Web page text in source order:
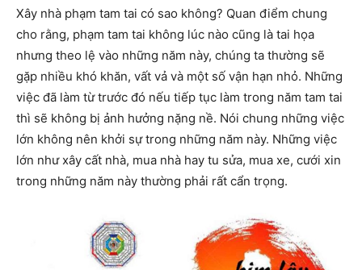
Xây nhà phạm tam tai có sao không? Quan điểm chung
cho rằng, phạm tam tai không lúc nào cũng là tai họa
nhưng theo lệ vào những năm này, chúng ta thường sẽ
gặp nhiều khó khăn, vất vả và một số vận hạn nhỏ. Những
việc đã làm từ trước đó nếu tiếp tục làm trong năm tam tai
thì sẽ không bị ảnh hưởng nặng nề. Nói chung những việc
lớn không nên khởi sự trong những năm này. Những việc
lớn như xây cất nhà, mua nhà hay tu sửa, mua xe, cưới xin
trong những năm này thường phải rất cẩn trọng.